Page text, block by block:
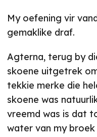
My oefening vir
gemaklike draf.
Agterna, terug by
skoene uitgetrek
tekkie merke die
skoene was
vreemd was is dat
water van my